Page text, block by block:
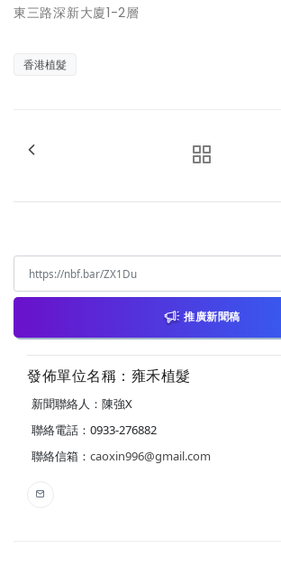
東三路深新大廈1-2層
香港植髮
推廣新聞稿
發佈單位名稱：雍禾植髮
新聞聯絡人：陳強X
聯絡電話：0933-276882
聯絡信箱： caoxin996@gmail.com